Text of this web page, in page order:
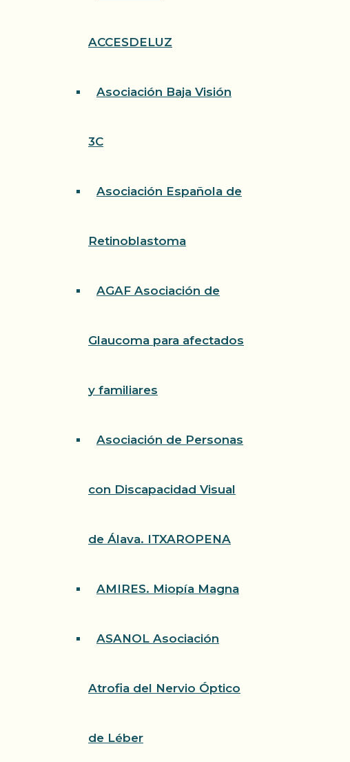
ACCESDELUZ
Asociación Baja Visión
3C
Asociación Española de
Retinoblastoma
AGAF Asociación de
Glaucoma para afectados
y familiares
Asociación de Personas
con Discapacidad Visual
de Álava. ITXAROPENA
AMIRES. Miopía Magna
ASANOL Asociación
Atrofia del Nervio Óptico
de Léber